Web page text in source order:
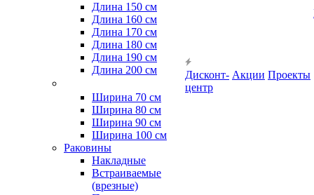
Длина 150 см
Длина 160 см
Длина 170 см
Длина 180 см
Длина 190 см
Длина 200 см
Ширина 70 см
Ширина 80 см
Ширина 90 см
Ширина 100 см
Раковины
Накладные
Встраиваемые
(врезные)
Дисконт-
центр
Акции Проекты